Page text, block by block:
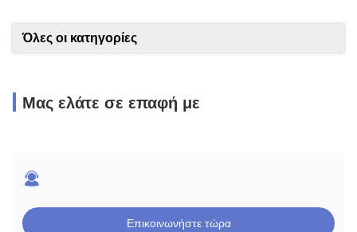
Όλες οι κατηγορίες
Μας ελάτε σε επαφή με
Επικοινωνήστε τώρα